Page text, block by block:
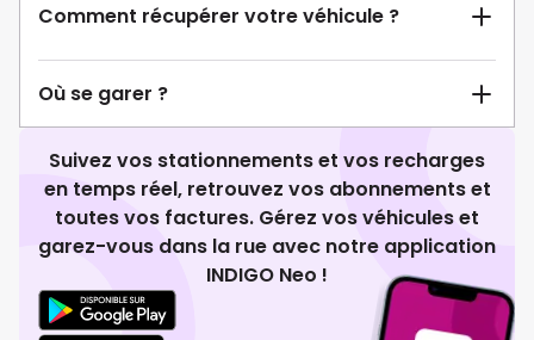
Comment récupérer votre véhicule ?
Où se garer ?
Suivez vos stationnements et vos recharges
en temps réel, retrouvez vos abonnements et
toutes vos factures. Gérez vos véhicules et
garez-vous dans la rue avec notre application
INDIGO Neo !